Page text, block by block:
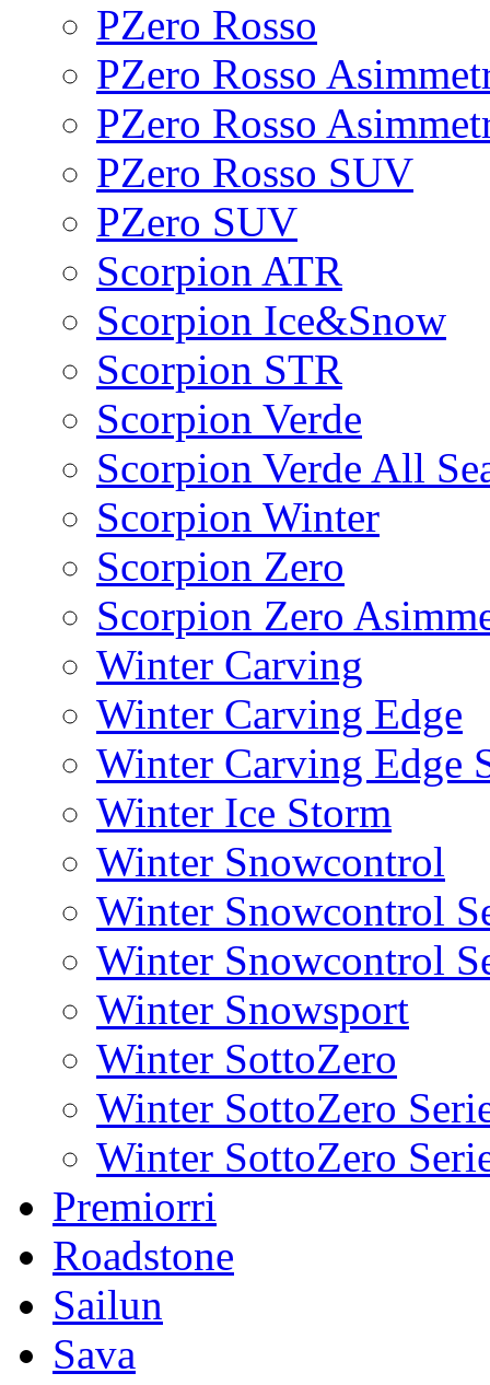
PZero Rosso
PZero Rosso
PZero Rosso
PZero Rosso SUV
PZero SUV
Scorpion ATR
Scorpion Ice&Snow
Scorpion STR
Scorpion Verde
Scorpion Verde All
Scorpion Winter
Scorpion Zero
Scorpion Zero
Winter Carving
Winter Carving Edge
Winter Carving Edge
Winter Ice Storm
Winter Snowcontrol
Winter Snowcontrol
Winter Snowcontrol
Winter Snowsport
Winter SottoZero
Winter SottoZero
Winter SottoZero
Premiorri
Roadstone
Sailun
Sava